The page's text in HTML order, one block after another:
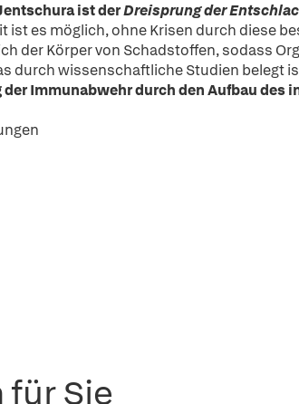
ist derDreisprung der
es möglich, ohne Krisen durch diese
der Körper von Schadstoffen, sodass
durch wissenschaftliche Studien belegt
der Immunabwehr durch den Aufbau des
Sie